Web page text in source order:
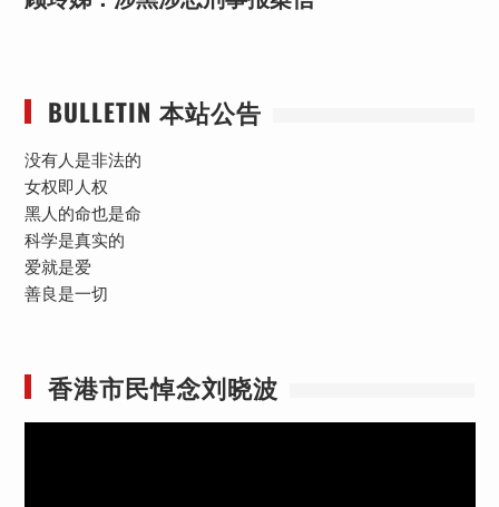
BULLETIN 本站公告
没有人是非法的
女权即人权
黑人的命也是命
科学是真实的
爱就是爱
善良是一切
香港市民悼念刘晓波